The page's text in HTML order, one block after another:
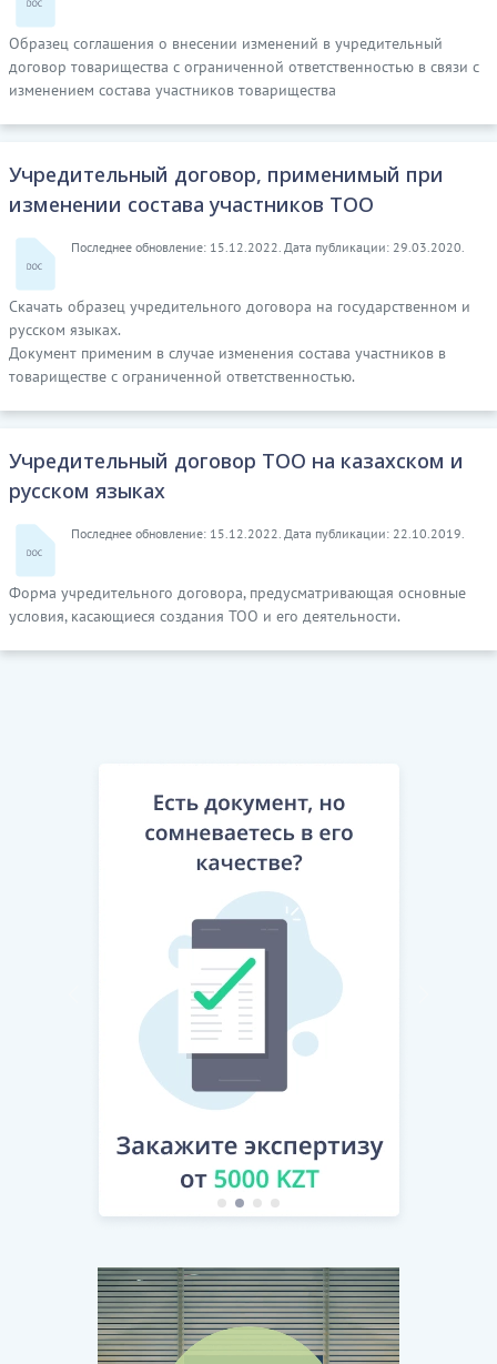
Образец соглашения о внесении изменений в учредительный
договор товарищества с ограниченной ответственностью в связи с
изменением состава участников товарищества
Учредительный договор, применимый при
изменении состава участников ТОО
Последнее обновление: 15.12.2022. Дата публикации: 29.03.2020.
Скачать образец учредительного договора на государственном и
русском языках.
Документ применим в случае изменения состава участников в
товариществе с ограниченной ответственностью.
Учредительный договор ТОО на казахском и
русском языках
Последнее обновление: 15.12.2022. Дата публикации: 22.10.2019.
Форма учредительного договора, предусматривающая основные
условия, касающиеся создания ТОО и его деятельности.